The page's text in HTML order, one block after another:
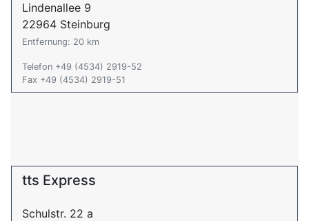
Lindenallee 9
22964 Steinburg
Entfernung: 20 km
Telefon +49 (4534) 2919-52
Fax +49 (4534) 2919-51
tts Express
Schulstr. 22 a